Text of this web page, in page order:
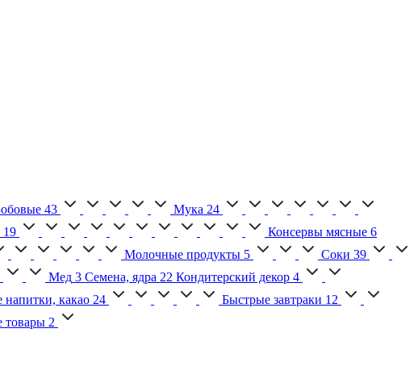
43 Мука 24
19 Консервы мясные 6
Молочные продукты 5 Соки 39
Мед 3 Семена, ядра 22 Кондитерский декор 4
какао 24 Быстрые завтраки 12
товары 2